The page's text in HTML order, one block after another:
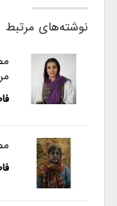
نوشته‌های مرتبط